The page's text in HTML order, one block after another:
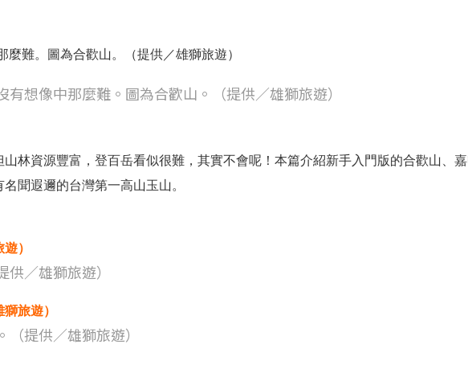
想像中那麼難。圖為合歡山。（提供／雄獅旅遊）
林資源豐富，登百岳看似很難，其實不會呢！本篇介紹新手入門版的合歡山、
聞遐邇的台灣第一高山玉山。
／雄獅旅遊）
提供／雄獅旅遊）